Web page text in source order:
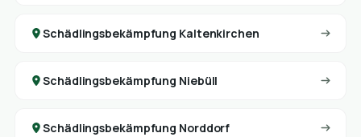
Schädlingsbekämpfung Kaltenkirchen
Schädlingsbekämpfung Niebüll
Schädlingsbekämpfung Norddorf